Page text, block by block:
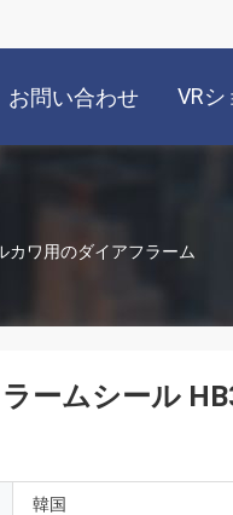
お問い合わせ VRシ
カワ用のダイアフラーム
ームシール
韓国